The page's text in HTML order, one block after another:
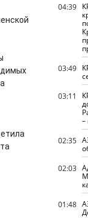
04:39
03:49
03:11
–
02:35
02:03
01:48